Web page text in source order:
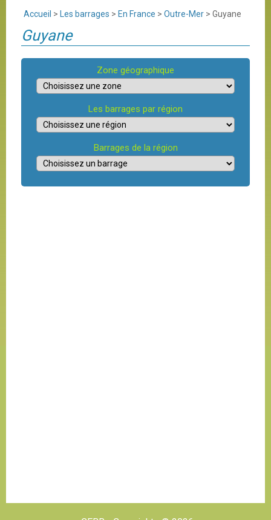
Accueil > Les barrages > En France > Outre-Mer > Guyane
Guyane
Zone géographique
Les barrages par région
Barrages de la région